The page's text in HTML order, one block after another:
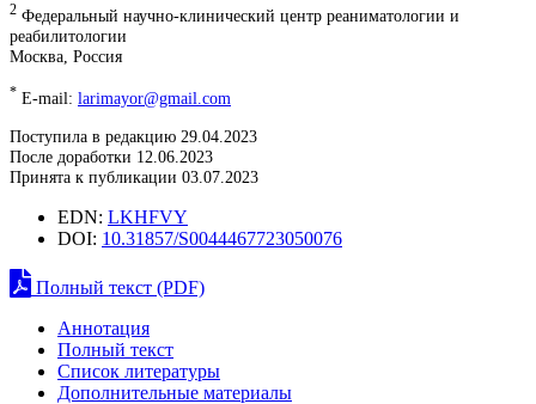
2 Федеральный научно-клинический центр реаниматологии и
реабилитологии
Москва, Россия
* E-mail: larimayor@gmail.com
Поступила в редакцию 29.04.2023
После доработки 12.06.2023
Принята к публикации 03.07.2023
EDN: LKHFVY
DOI: 10.31857/S0044467723050076
Полный текст (PDF)
Аннотация
Полный текст
Список литературы
Дополнительные материалы